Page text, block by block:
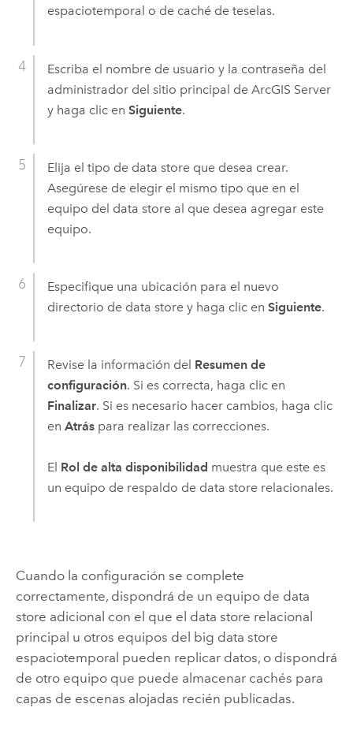
espaciotemporal o de caché de teselas.
Escriba el nombre de usuario y la contraseña del
administrador del sitio principal de ArcGIS Server
y haga clic en Siguiente.
Elija el tipo de data store que desea crear.
Asegúrese de elegir el mismo tipo que en el
equipo del data store al que desea agregar este
equipo.
Especifique una ubicación para el nuevo
directorio de data store y haga clic en Siguiente.
Revise la información del Resumen de
configuración. Si es correcta, haga clic en
Finalizar. Si es necesario hacer cambios, haga clic
en Atráspara realizar las correcciones.
El Rol de alta disponibilidad muestra que este es
un equipo de respaldo de data store relacionales.
Cuando la configuración se complete
correctamente, dispondrá de un equipo de data
store adicional con el que el data store relacional
principal u otros equipos del big data store
espaciotemporal pueden replicar datos, o dispondrá
de otro equipo que puede almacenar cachés para
capas de escenas alojadas recién publicadas.